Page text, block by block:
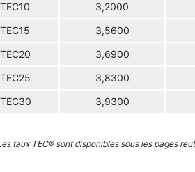
TEC10 3,2000
TEC15 3,5600
TEC20 3,6900
TEC25 3,8300
TEC30 3,9300
taux TEC® sont disponibles sous les pages